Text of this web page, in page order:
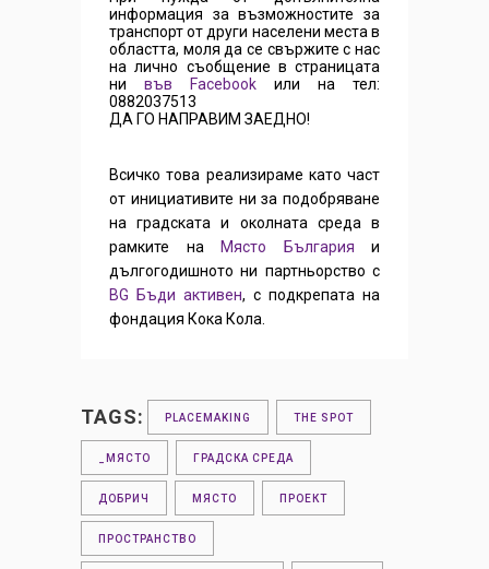
информация за възможностите за
транспорт от други населени места в
областта, моля да се свържите с нас
на лично съобщение в страницата
ни във Facebook или на тел:
0882037513
ДА ГО НАПРАВИМ ЗАЕДНО!
Всичко това реализираме като част
от инициативите ни за подобряване
на градската и околната среда в
рамките на
Място България и
дългогодишното ни партньорство с
BG Бъди активен, с подкрепата на
фондация Кока Кола.
TAGS: PLACEMAKING THE SPOT
_МЯСТО ГРАДСКА СРЕДА
ДОБРИЧ МЯСТО ПРОЕКТ
ПРОСТРАНСТВО